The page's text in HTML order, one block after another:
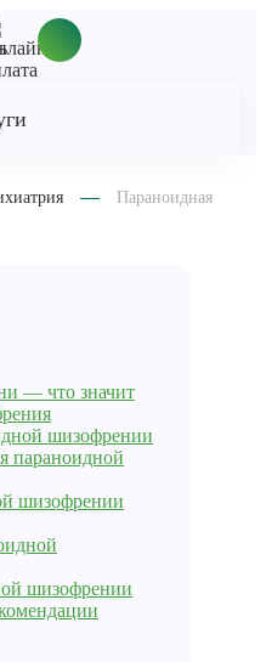
Параноидная
— что значит
шизофрении
параноидной
шизофрении
шизофрении